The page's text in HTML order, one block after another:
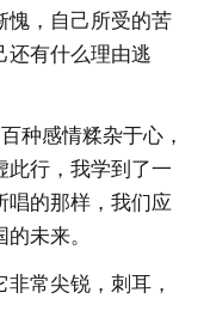
愧，自己所受的苦
还有什么理由逃
种感情糅杂于心，
此行，我学到了一
唱的那样，我们应
未来。
常尖锐，刺耳，